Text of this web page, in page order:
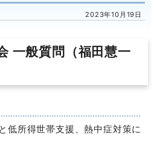
2023年10月19日
一般質問（福田慧一
低所得世帯支援、熱中症対策に